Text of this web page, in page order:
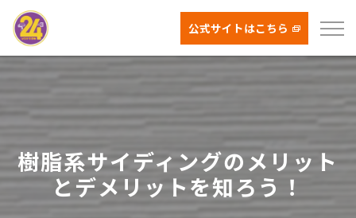
公式サイトはこちら
樹脂系サイディングのメリット
とデメリットを知ろう！